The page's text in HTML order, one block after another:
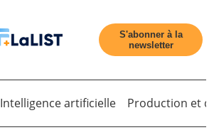
S'abonner à la
newsletter
Intelligence artificielle Production et